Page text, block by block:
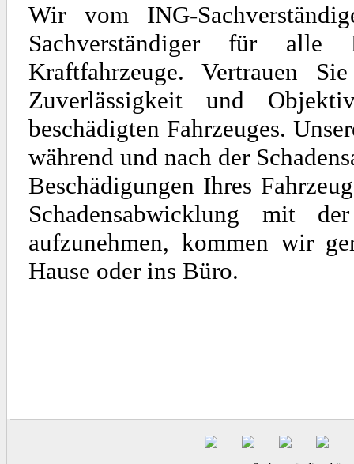
Wir vom ING-
Sachverständiger für
Kraftfahrzeuge. Vertrauen
Zuverlässigkeit und
beschädigten Fahrzeuges.
während und nach der
Beschädigungen Ihres
Schadensabwicklung mit
aufzunehmen, kommen wir
Hause oder ins Büro.